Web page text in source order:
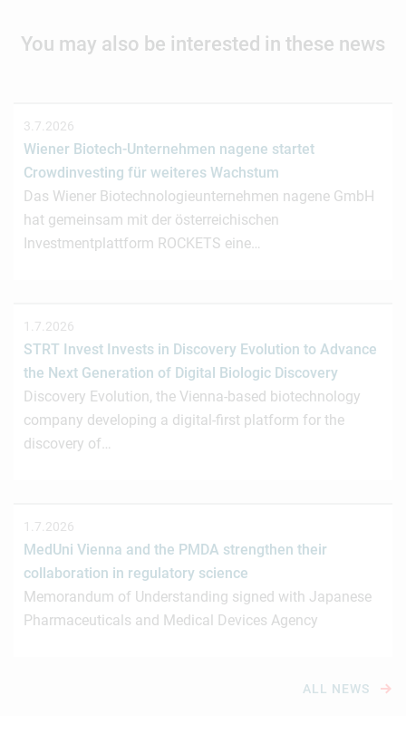
You may also be interested in these news
3.7.2026
Wiener Biotech-Unternehmen nagene startet
Crowdinvesting für weiteres Wachstum
Das Wiener Biotechnologieunternehmen nagene GmbH
hat gemeinsam mit der österreichischen
Investmentplattform ROCKETS eine…
1.7.2026
STRT Invest Invests in Discovery Evolution to Advance
the Next Generation of Digital Biologic Discovery
Discovery Evolution, the Vienna-based biotechnology
company developing a digital-first platform for the
discovery of…
1.7.2026
MedUni Vienna and the PMDA strengthen their
collaboration in regulatory science
Memorandum of Understanding signed with Japanese
Pharmaceuticals and Medical Devices Agency
ALL NEWS